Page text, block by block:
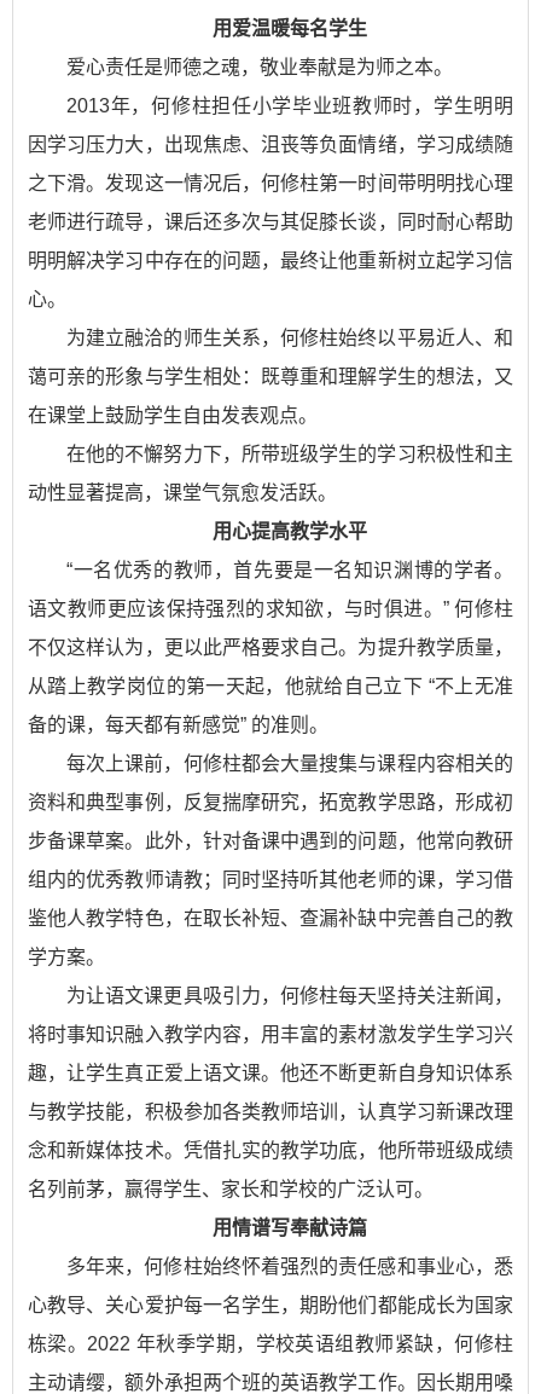
用爱温暖每名学生
爱心责任是师德之魂，敬业奉献是为师之本。
2013年，何修柱担任小学毕业班教师时，学生明明
因学习压力大，出现焦虑、沮丧等负面情绪，学习成绩随
之下滑。发现这一情况后，何修柱第一时间带明明找心理
老师进行疏导，课后还多次与其促膝长谈，同时耐心帮助
明明解决学习中存在的问题，最终让他重新树立起学习信
心。
为建立融洽的师生关系，何修柱始终以平易近人、和
蔼可亲的形象与学生相处：既尊重和理解学生的想法，又
在课堂上鼓励学生自由发表观点。
在他的不懈努力下，所带班级学生的学习积极性和主
动性显著提高，课堂气氛愈发活跃。
用心提高教学水平
“一名优秀的教师，首先要是一名知识渊博的学者。
语文教师更应该保持强烈的求知欲，与时俱进。” 何修柱
不仅这样认为，更以此严格要求自己。为提升教学质量，
从踏上教学岗位的第一天起，他就给自己立下 “不上无准
备的课，每天都有新感觉” 的准则。
每次上课前，何修柱都会大量搜集与课程内容相关的
资料和典型事例，反复揣摩研究，拓宽教学思路，形成初
步备课草案。此外，针对备课中遇到的问题，他常向教研
组内的优秀教师请教；同时坚持听其他老师的课，学习借
鉴他人教学特色，在取长补短、查漏补缺中完善自己的教
学方案。
为让语文课更具吸引力，何修柱每天坚持关注新闻，
将时事知识融入教学内容，用丰富的素材激发学生学习兴
趣，让学生真正爱上语文课。他还不断更新自身知识体系
与教学技能，积极参加各类教师培训，认真学习新课改理
念和新媒体技术。凭借扎实的教学功底，他所带班级成绩
名列前茅，赢得学生、家长和学校的广泛认可。
用情谱写奉献诗篇
多年来，何修柱始终怀着强烈的责任感和事业心，悉
心教导、关心爱护每一名学生，期盼他们都能成长为国家
栋梁。2022 年秋季学期，学校英语组教师紧缺，何修柱
主动请缨，额外承担两个班的英语教学工作。因长期用嗓